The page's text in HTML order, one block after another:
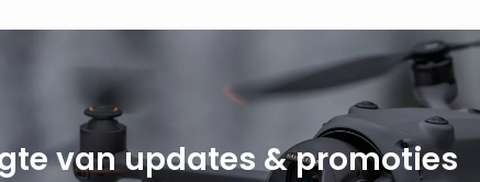
van updates & promoties